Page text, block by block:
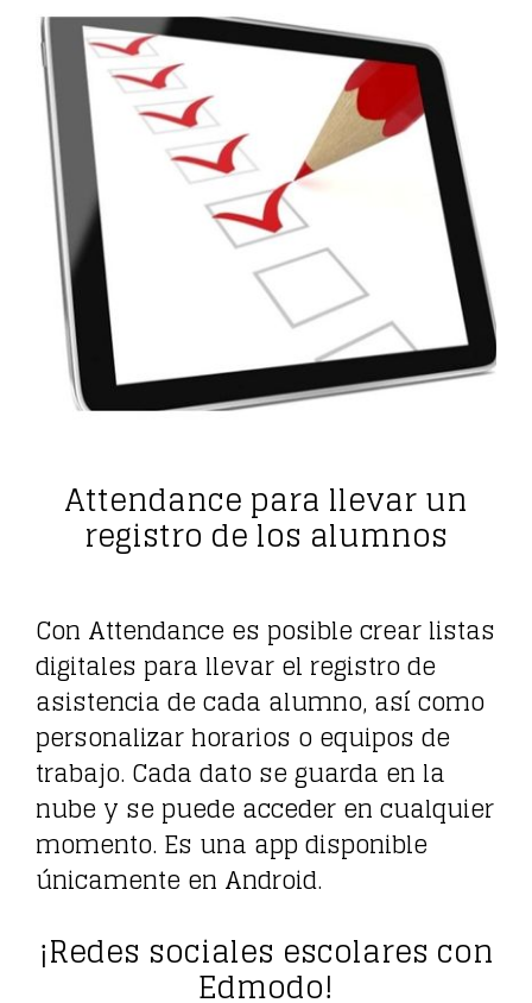
Attendance para llevar un
registro de los alumnos
Con Attendance es posible crear listas
digitales para llevar el registro de
asistencia de cada alumno, así como
personalizar horarios o equipos de
trabajo. Cada dato se guarda en la
nube y se puede acceder en cualquier
momento. Es una app disponible
únicamente en Android.
¡Redes sociales escolares con
Edmodo!